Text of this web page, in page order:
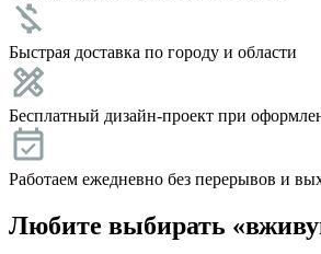
Быстрая доставка по городу и области
Бесплатный дизайн-проект при
Работаем ежедневно без перерывов и
Любите выбирать